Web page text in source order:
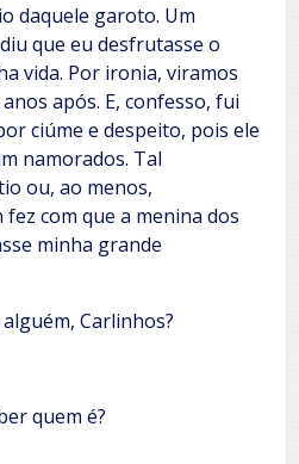
garoto. Um
que eu desfrutasse o
vida. Por ironia, viramos
após. E, confesso, fui
ciúme e despeito, pois ele
namorados. Tal
ou, ao menos,
com que a menina dos
minha grande
Carlinhos?
quem é?